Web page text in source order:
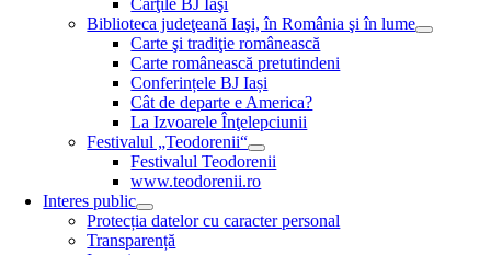
Cărţile BJ Iaşi
Biblioteca judeţeană Iaşi, în România şi în lume
Carte şi tradiţie românească
Carte românească pretutindeni
Conferințele BJ Iași
Cât de departe e America?
La Izvoarele Înţelepciunii
Festivalul „Teodorenii“
Festivalul Teodorenii
www.teodorenii.ro
Interes public
Protecția datelor cu caracter personal
Transparență